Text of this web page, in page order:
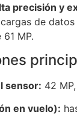
precisión y
de
61 MP.
sensor: 42
en vuelo):